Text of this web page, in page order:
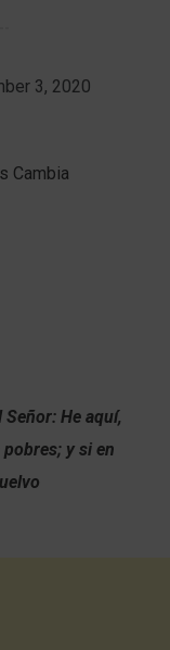
3, 2020
He aquí,
y si en